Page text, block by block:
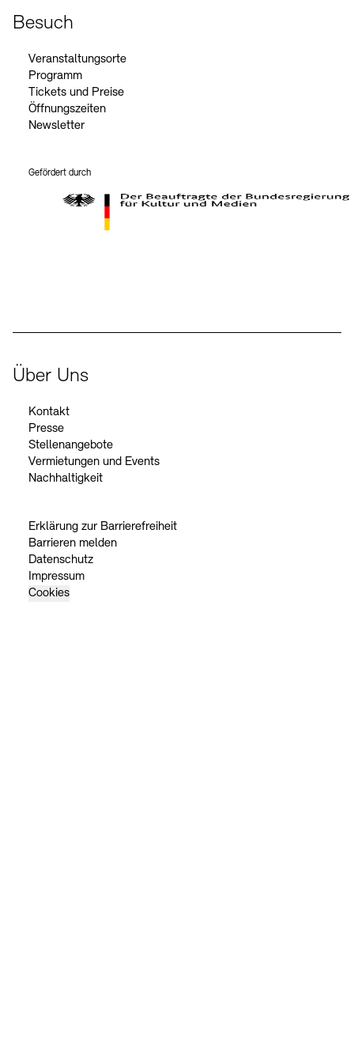
Besuch
Veranstaltungsorte
Programm
Tickets und Preise
Öffnungszeiten
Newsletter
Gefördert durch
Über Uns
Kontakt
Presse
Stellenangebote
Vermietungen und Events
Nachhaltigkeit
Erklärung zur Barrierefreiheit
Barrieren melden
Datenschutz
Impressum
Cookies